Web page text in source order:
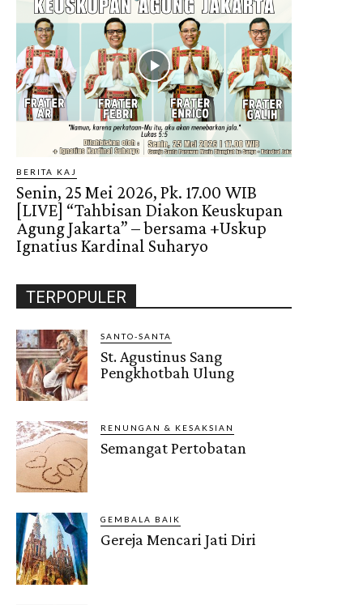
BERITA KAJ
Senin, 25 Mei 2026, Pk. 17.00 WIB
[LIVE] “Tahbisan Diakon Keuskupan
Agung Jakarta” – bersama +Uskup
Ignatius Kardinal Suharyo
TERPOPULER
SANTO-SANTA
St. Agustinus Sang
Pengkhotbah Ulung
RENUNGAN & KESAKSIAN
Semangat Pertobatan
GEMBALA BAIK
Gereja Mencari Jati Diri